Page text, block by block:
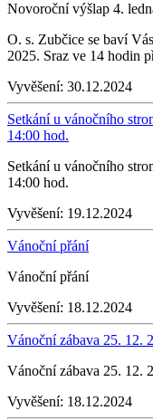
Novoroční výšlap 4.
O. s. Zubčice se baví
2025. Sraz ve 14 hodin
Vyvěšení: 30.12.2024
Setkání u vánočního
14:00 hod.
Setkání u vánočního
14:00 hod.
Vyvěšení: 19.12.2024
Vánoční přání
Vánoční přání
Vyvěšení: 18.12.2024
Vánoční zábava 25. 12.
Vánoční zábava 25. 12.
Vyvěšení: 18.12.2024